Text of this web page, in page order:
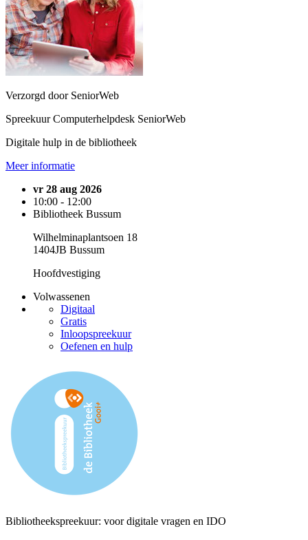
Verzorgd door SeniorWeb
Spreekuur Computerhelpdesk SeniorWeb
Digitale hulp in de bibliotheek
Meer informatie
vr 28 aug 2026
10:00 - 12:00
Bibliotheek Bussum
Wilhelminaplantsoen 18
1404JB Bussum
Hoofdvestiging
Volwassenen
Digitaal
Gratis
Inloopspreekuur
Oefenen en hulp
Bibliotheekspreekuur: voor digitale vragen en IDO